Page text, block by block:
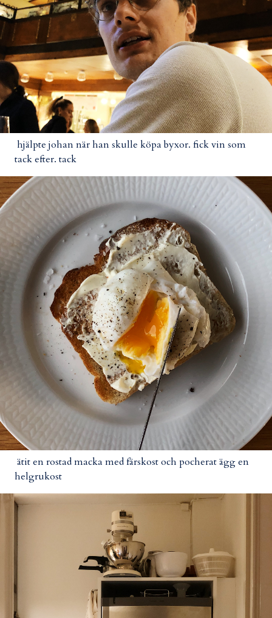
hjälpte johan när han skulle köpa byxor. fick vin som
tack efter. tack
ätit en rostad macka med färskost och pocherat ägg en
helgrukost